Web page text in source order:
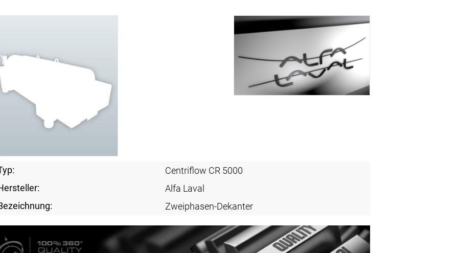
Centriflow CR 5000
Alfa Laval
Zweiphasen-Dekanter